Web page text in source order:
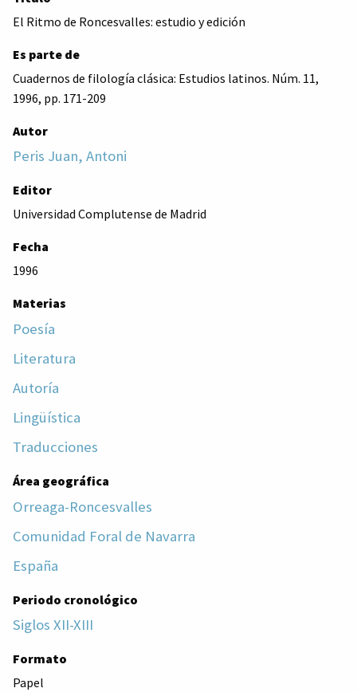
El Ritmo de Roncesvalles: estudio y edición
Es parte de
Cuadernos de filología clásica: Estudios latinos. Núm. 11,
1996, pp. 171-209
Autor
Peris Juan, Antoni
Editor
Universidad Complutense de Madrid
Fecha
1996
Materias
Poesía
Literatura
Autoría
Lingüística
Traducciones
Área geográfica
Orreaga-Roncesvalles
Comunidad Foral de Navarra
España
Periodo cronológico
Siglos XII-XIII
Formato
Papel